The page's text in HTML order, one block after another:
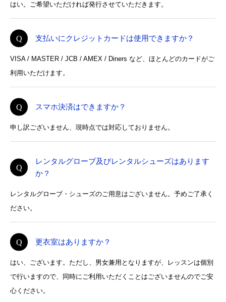
はい。ご希望いただければ発行させていただきます。
支払いにクレジットカードは使用できますか？
VISA / MASTER / JCB / AMEX / Diners など、ほとんどのカードがご
利用いただけます。
スマホ決済はできますか？
申し訳ございません、現時点では対応しておりません。
レンタルグローブ及びレンタルシューズはあります
か？
レンタルグローブ・シューズのご用意はございません。予めご了承く
ださい。
更衣室はありますか？
はい、ございます。ただし、男女兼用となりますが、レッスンは個別
で行いますので、同時にご利用いただくことはございませんのでご安
心ください。